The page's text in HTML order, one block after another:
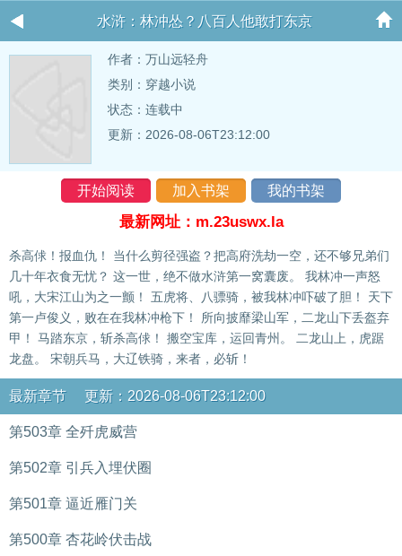
水浒：林冲怂？八百人他敢打东京
作者： 万山远轻舟
类别：穿越小说
状态：连载中
更新：2026-08-06T23:12:00
开始阅读 加入书架 我的书架
最新网址：m.23uswx.la
杀高俅！报血仇！ 当什么剪径强盗？把高府洗劫一空，还不够兄弟们
几十年衣食无忧？ 这一世，绝不做水浒第一窝囊废。 我林冲一声怒
吼，大宋江山为之一颤！ 五虎将、八骠骑，被我林冲吓破了胆！ 天下
第一卢俊义，败在在我林冲枪下！ 所向披靡梁山军，二龙山下丢盔弃
甲！ 马踏东京，斩杀高俅！ 搬空宝库，运回青州。 二龙山上，虎踞
龙盘。 宋朝兵马，大辽铁骑，来者，必斩！
最新章节 更新：2026-08-06T23:12:00
第503章 全歼虎威营
第502章 引兵入埋伏圈
第501章 逼近雁门关
第500章 杏花岭伏击战